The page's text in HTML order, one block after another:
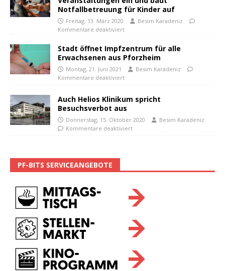
Notfallbetreuung für Kinder auf
Freitag, 13. März 2020
Besim Karadeniz
Kommentare deaktiviert
Stadt öffnet Impfzentrum für alle
Erwachsenen aus Pforzheim
Montag, 21. Juni 2021
Besim Karadeniz
Kommentare deaktiviert
Auch Helios Klinikum spricht
Besuchsverbot aus
Donnerstag, 15. Oktober 2020
Besim Karadeniz
Kommentare deaktiviert
PF-BITS SERVICEANGEBOTE